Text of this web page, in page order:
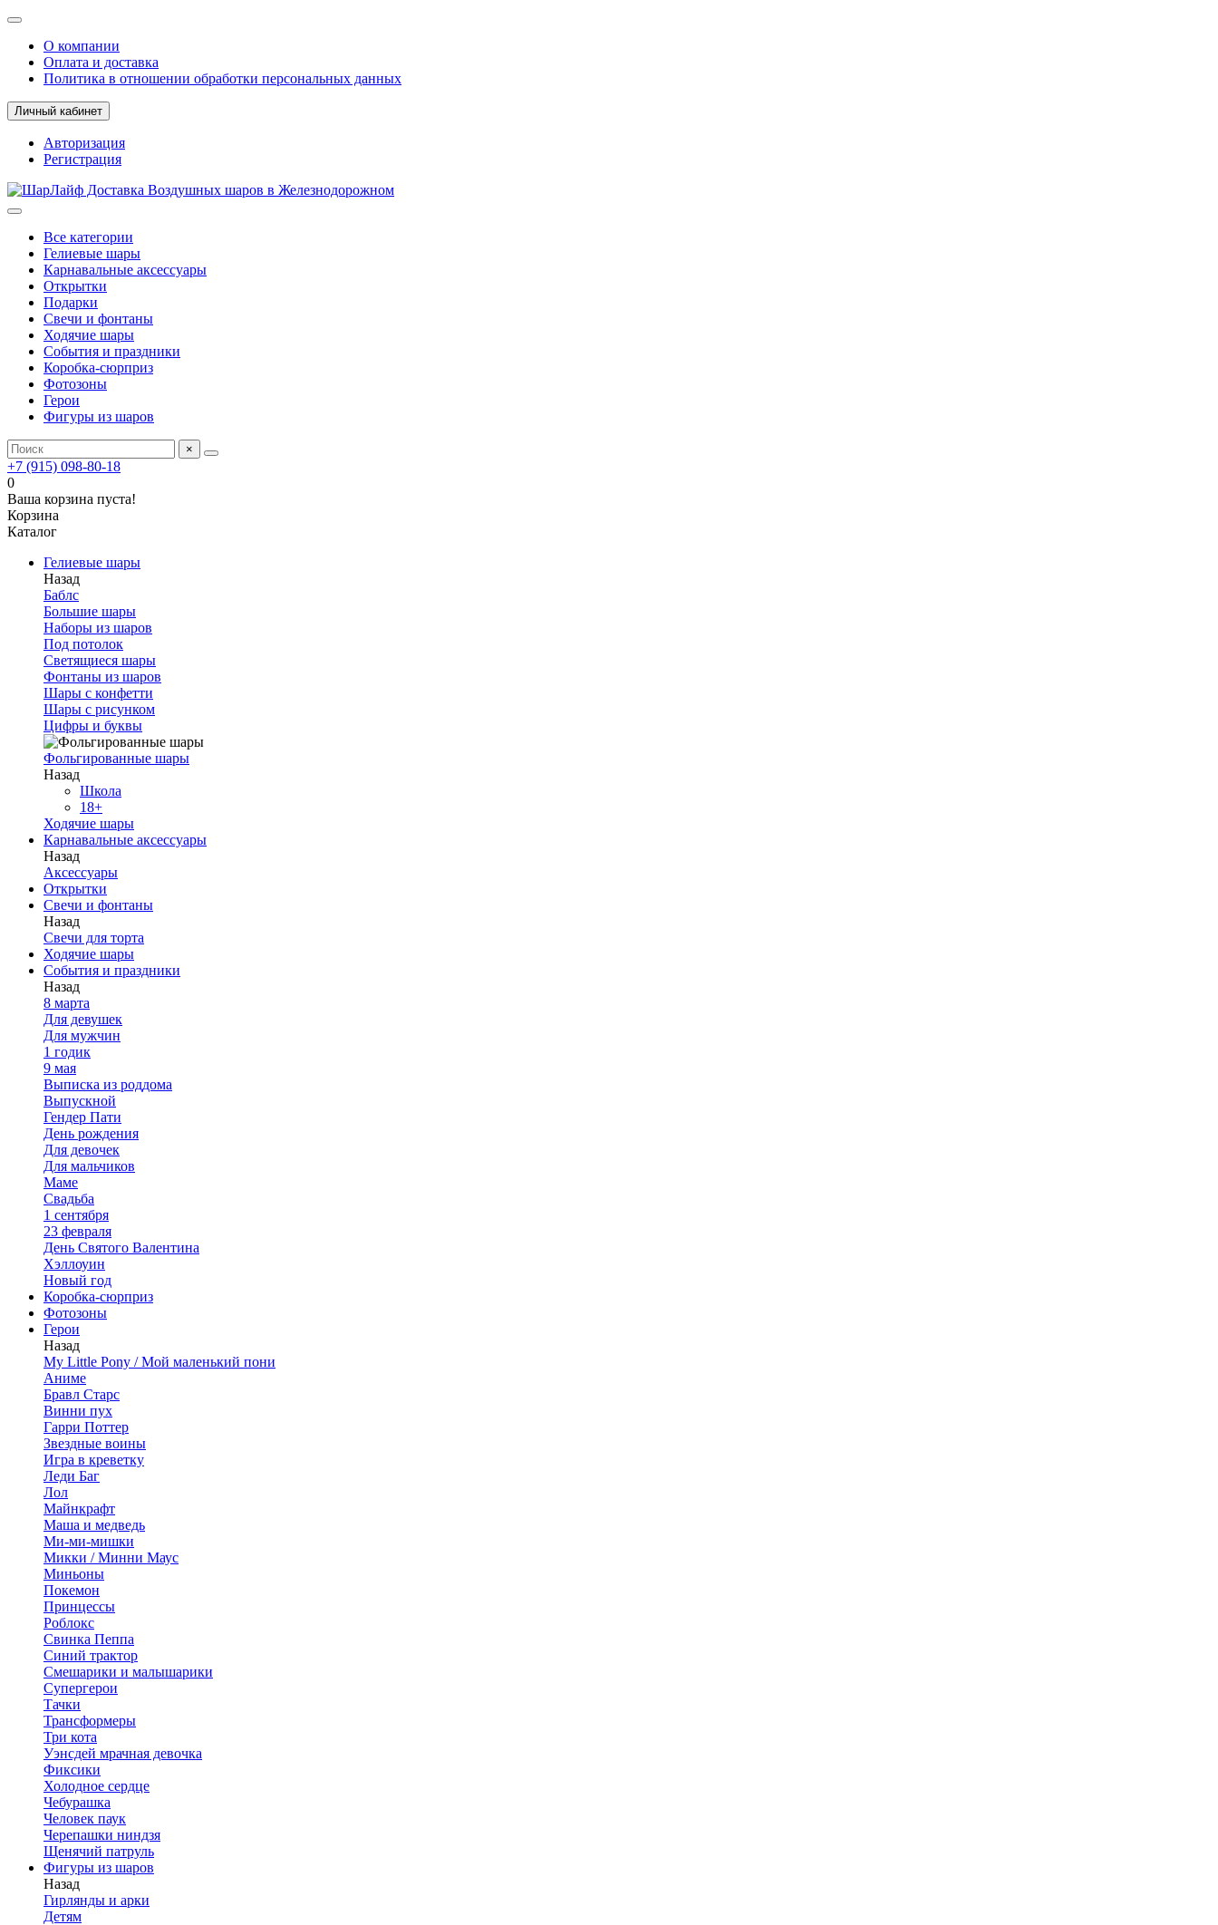
О компании
Оплата и доставка
Политика в отношении обработки персональных данных
Личный кабинет
Авторизация
Регистрация
Все категории
Гелиевые шары
Карнавальные аксессуары
Открытки
Подарки
Свечи и фонтаны
Ходячие шары
События и праздники
Коробка-сюрприз
Фотозоны
Герои
Фигуры из шаров
×
+7 (915) 098-80-18
0
Ваша корзина пуста!
Корзина
Каталог
Гелиевые шары
Назад
Баблс
Большие шары
Наборы из шаров
Под потолок
Светящиеся шары
Фонтаны из шаров
Шары с конфетти
Шары с рисунком
Цифры и буквы
Фольгированные шары
Назад
Школа
18+
Ходячие шары
Карнавальные аксессуары
Назад
Аксессуары
Открытки
Свечи и фонтаны
Назад
Свечи для торта
Ходячие шары
События и праздники
Назад
8 марта
Для девушек
Для мужчин
1 годик
9 мая
Выписка из роддома
Выпускной
Гендер Пати
День рождения
Для девочек
Для мальчиков
Маме
Свадьба
1 сентября
23 февраля
День Святого Валентина
Хэллоуин
Новый год
Коробка-сюрприз
Фотозоны
Герои
Назад
My Little Pony / Мой маленький пони
Аниме
Бравл Старс
Винни пух
Гарри Поттер
Звездные воины
Игра в креветку
Леди Баг
Лол
Майнкрафт
Маша и медведь
Ми-ми-мишки
Микки / Минни Маус
Миньоны
Покемон
Принцессы
Роблокс
Свинка Пеппа
Синий трактор
Смешарики и малышарики
Супергерои
Тачки
Трансформеры
Три кота
Уэнсдей мрачная девочка
Фиксики
Холодное сердце
Чебурашка
Человек паук
Черепашки ниндзя
Щенячий патруль
Фигуры из шаров
Назад
Гирлянды и арки
Детям